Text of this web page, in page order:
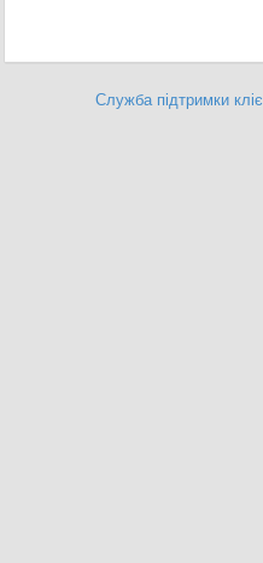
Служба підтримки